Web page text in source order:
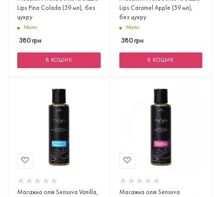
Lips Pina Colada (59 мл), без
цукру
Мало
380грн
В КОШИК
Lips Caramel Apple (59 мл),
без цукру
Мало
380грн
В КОШИК
Масажна олія Sensuva Vanilla,
Масажна олія Sensuva